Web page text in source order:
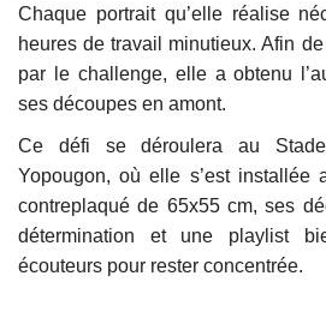
Chaque portrait qu’elle réalise
heures de travail minutieux. Afin
par le challenge, elle a obtenu
ses découpes en amont.
Ce défi se déroulera au
Yopougon, où elle s’est installée
contreplaqué de 65x55 cm, ses
détermination et une playlist
écouteurs pour rester concentrée.